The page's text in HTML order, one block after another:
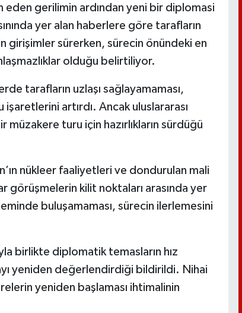
eden gerilimin ardından yeni bir diplomasi
yer alan haberlere göre tarafların
girişimler sürerken, sürecin önündeki en
olduğu belirtiliyor.
tarafların uzlaşı sağlayamaması,
artırdı. Ancak uluslararası
turu için hazırlıkların sürdüğü
nükleer faaliyetleri ve dondurulan mali
görüşmelerin kilit noktaları arasında yer
buluşamaması, sürecin ilerlemesini
birlikte diplomatik temasların hız
yeniden değerlendirdiği bildirildi. Nihai
yeniden başlaması ihtimalinin